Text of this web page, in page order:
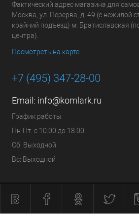
Фактический адрес магазина для
Москва, ул. Перерва, д. 49 (с нежилой
крайний подъезд) м. Братиславская
центра).
Посмотреть на карте
+7 (495) 347-28-00
Email: info@komlark.ru
График работы
Пн-Пт: с 10:00 до 18:00
Сб: Выходной
Вс: Выходной